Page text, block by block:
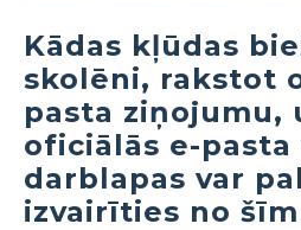
Kādas kļūdas
skolēni, rakstot
pasta ziņojumu,
oficiālās e-pasta
darblapas var
izvairīties no